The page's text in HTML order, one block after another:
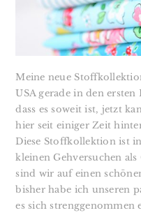
Meine neue
USA gerade in den
dass es soweit ist, jetzt
hier seit einiger Zeit
Diese Stoffkollektion ist
kleinen Gehversuchen
sind wir auf einen
bisher habe ich unseren
es sich strenggenommen